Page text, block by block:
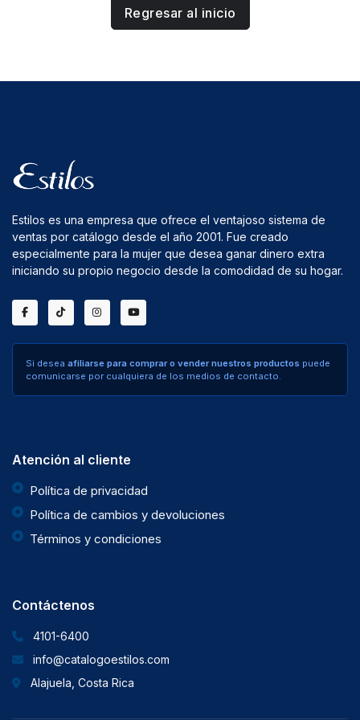
Regresar al inicio
Estilos es una empresa que ofrece el ventajoso sistema de
ventas por catálogo desde el año 2001. Fue creado
especialmente para la mujer que desea ganar dinero extra
iniciando su propio negocio desde la comodidad de su hogar.
Si desea afiliarse para comprar o vender nuestros productos puede
comunicarse por cualquiera de los medios de contacto.
Atención al cliente
Política de privacidad
Política de cambios y devoluciones
Términos y condiciones
Contáctenos
4101-6400
info@catalogoestilos.com
Alajuela, Costa Rica